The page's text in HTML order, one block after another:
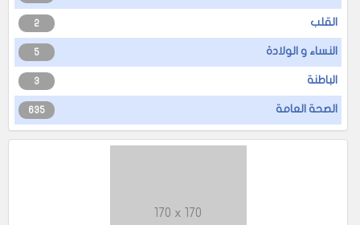
القلب 2
النساء و الولادة 5
الباطنة 3
الصحة العامة 635
170 x 170